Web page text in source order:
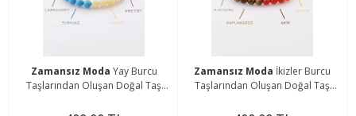
Zamansız Moda Yay Burcu
Taşlarından Oluşan Doğal Taş
Zamansız Moda İkizler Burcu
Taşlarından Oluşan Doğal Taş